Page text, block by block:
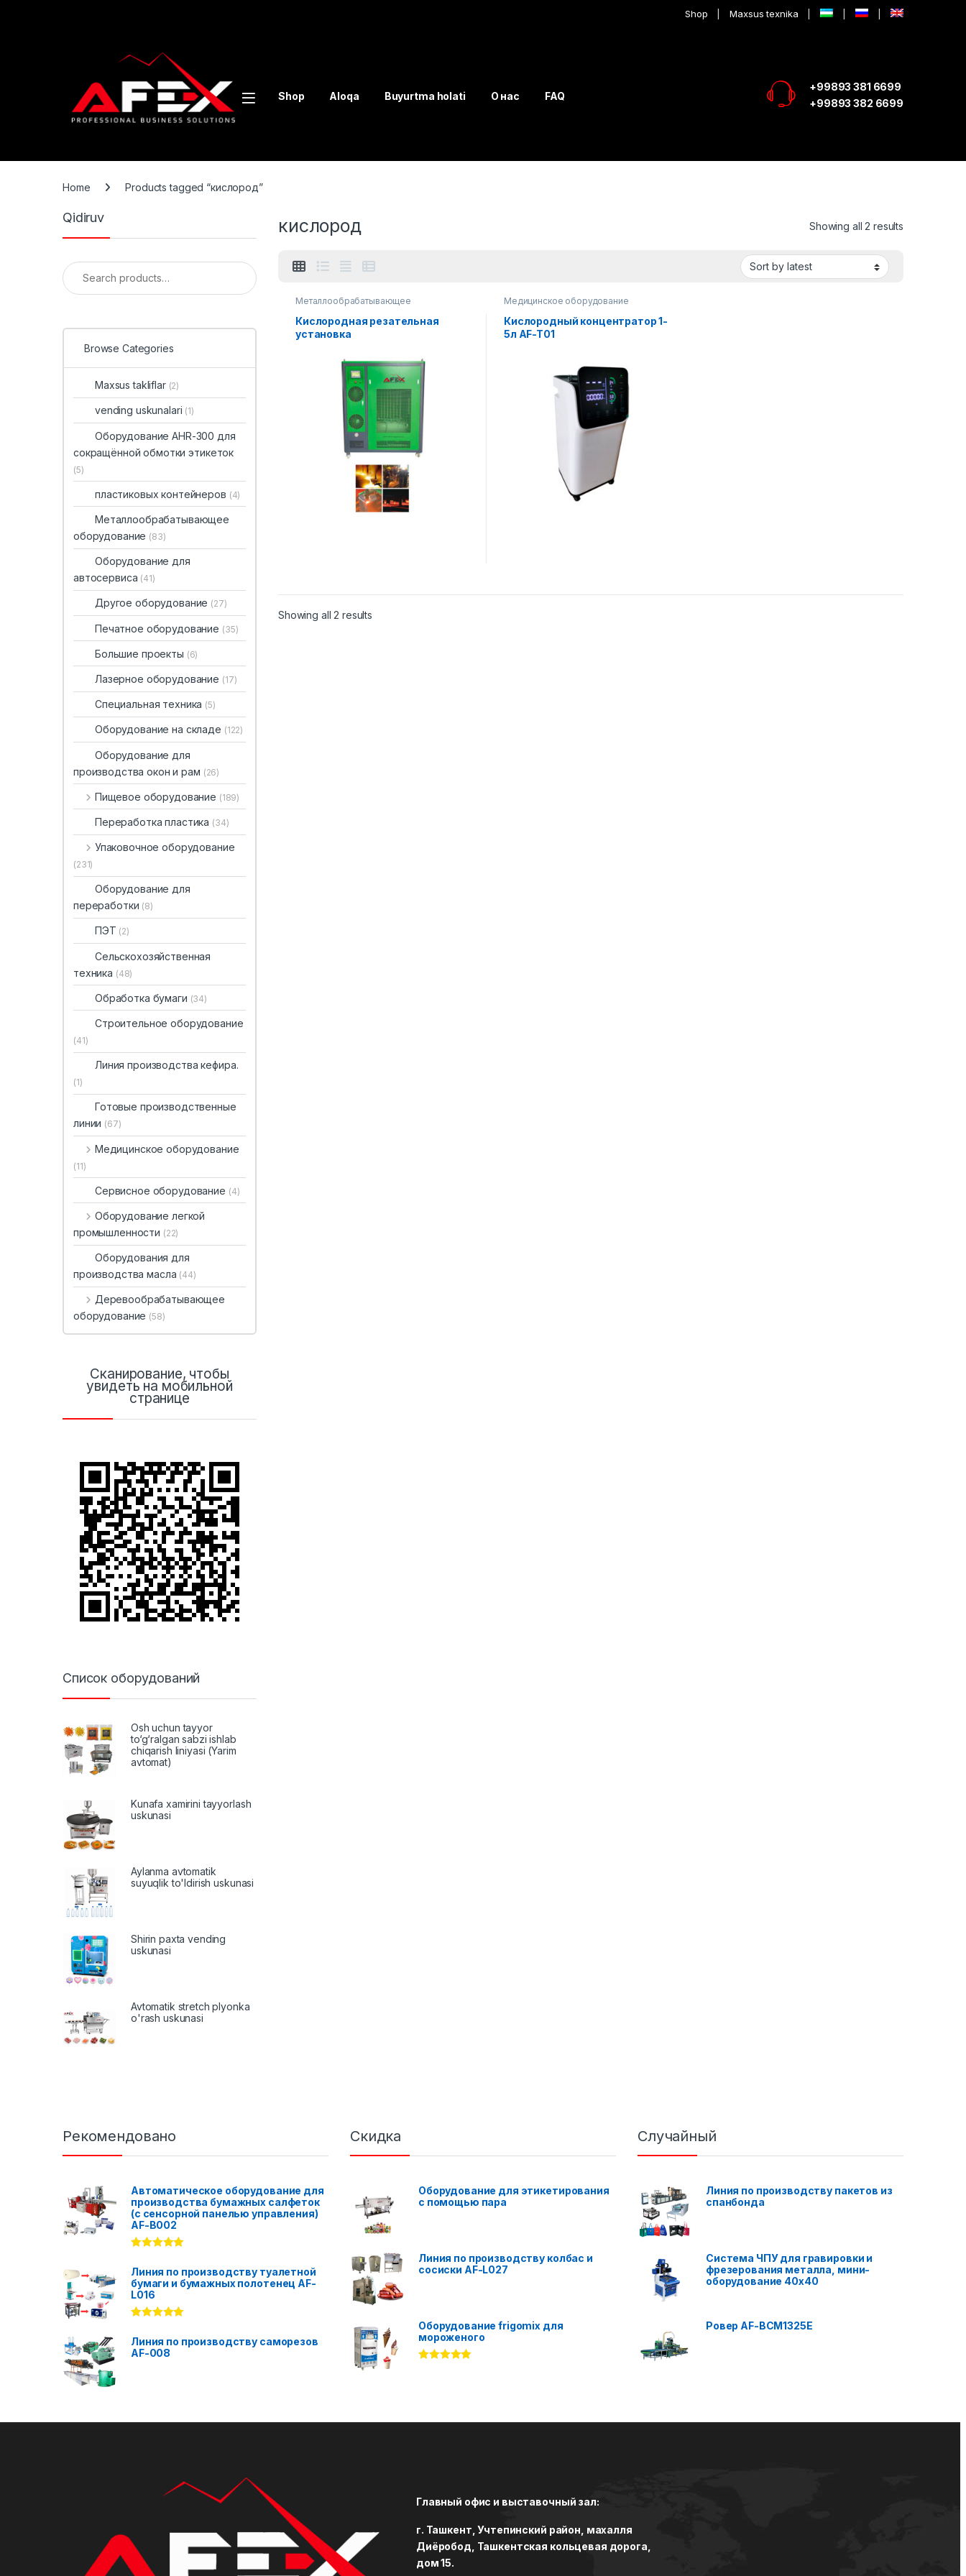
Shop Maxsus texnika
Shop Aloqa Buyurtma holati О нас FAQ
+99893 381 6699
+99893 382 6699
Home Products tagged “кислород”
кислород Showing all 2 results
Металлообрабатывающее
оборудование
Кислородная резательная
установка
Медицинское оборудование
Кислородный концентратор 1-
5л AF-T01
Showing all 2 results
Qidiruv
Search for:
Browse Categories
Maxsus takliflar (2)
vending uskunalari (1)
Оборудование AHR-300 для
сокращённой обмотки этикеток
(5)
пластиковых контейнеров (4)
Металлообрабатывающее
оборудование (83)
Оборудование для
автосервиса (41)
Другое оборудование (27)
Печатное оборудование (35)
Большие проекты (6)
Лазерное оборудование (17)
Специальная техника (5)
Оборудование на складе (122)
Оборудование для
производства окон и рам (26)
Пищевое оборудование (189)
Переработка пластика (34)
Упаковочное оборудование
(231)
Оборудование для
переработки (8)
ПЭТ (2)
Сельскохозяйственная
техника (48)
Обработка бумаги (34)
Строительное оборудование
(41)
Линия производства кефира.
(1)
Готовые производственные
линии (67)
Медицинское оборудование
(11)
Сервисное оборудование (4)
Оборудование легкой
промышленности (22)
Оборудования для
производства масла (44)
Деревообрабатывающее
оборудование (58)
Сканирование, чтобы
увидеть на мобильной
странице
Список оборудований
Osh uchun tayyor
to‘g‘ralgan sabzi ishlab
chiqarish liniyasi (Yarim
avtomat)
Kunafa xamirini tayyorlash
uskunasi
Aylanma avtomatik
suyuqlik to'ldirish uskunasi
Shirin paxta vending
uskunasi
Avtomatik stretch plyonka
o'rash uskunasi
Рекомендовано
Автоматическое оборудование для
производства бумажных салфеток
(с сенсорной панелью управления)
AF-B002
out of 5
Линия по производству туалетной
бумаги и бумажных полотенец AF-
L016
out of 5
Линия по производству саморезов
AF-008
Скидка
Оборудование для этикетирования
с помощью пара
Линия по производству колбас и
сосиски AF-L027
Оборудование frigomix для
мороженого
Случайный
Линия по производству пакетов из
спанбонда
Система ЧПУ для гравировки и
фрезерования металла, мини-
оборудование 40x40
Ровер AF-BCM1325E
Главный офис и выставочный зал:
г. Ташкент, Учтепинский район, махалля
Диёробод, Ташкентская кольцевая дорога,
дом 15.